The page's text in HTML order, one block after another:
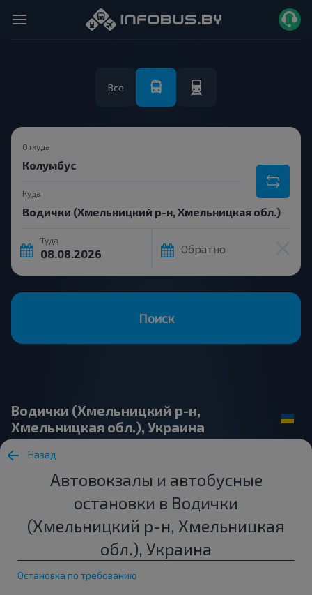
Все
Откуда
Куда
Туда
Обратно
Поиск
Водички (Хмельницкий р-н,
Хмельницкая обл.), Украина
Назад
Автовокзалы и автобусные
остановки в Водички
(Хмельницкий р-н, Хмельницкая
обл.), Украина
Остановка по требованию